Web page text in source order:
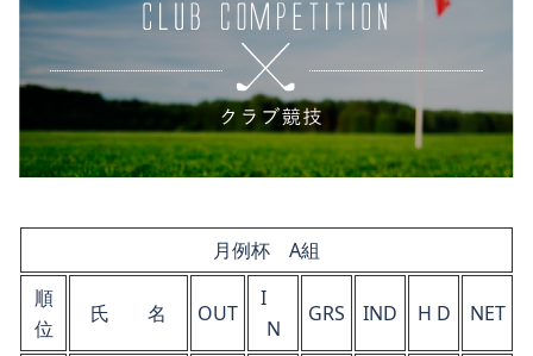
月例杯 A組
順
位
氏 名 OUT
I
N
GRS IND H D NET